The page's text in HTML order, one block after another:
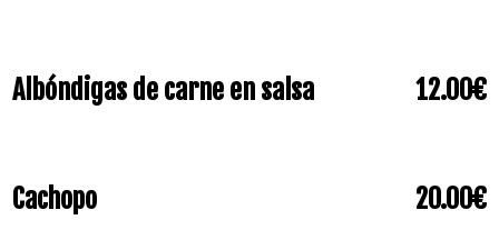
Albóndigas de carne en salsa 12.00€
Cachopo 20.00€